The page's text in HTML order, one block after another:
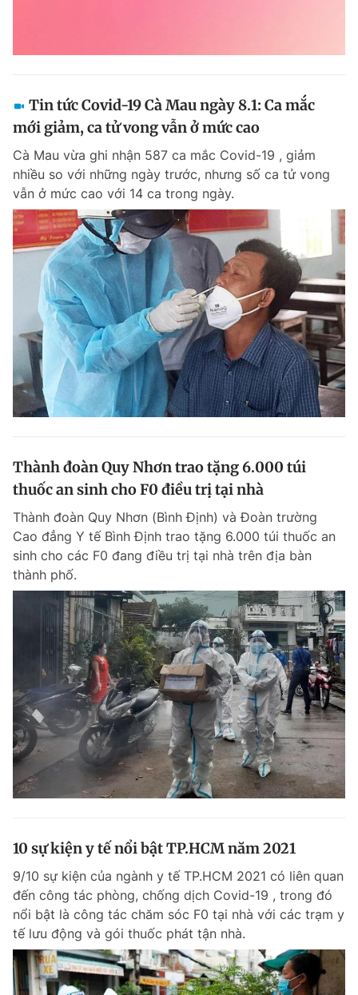
Tin tức Covid-19 Cà Mau ngày 8.1: Ca mắc
mới giảm, ca tử vong vẫn ở mức cao
Cà Mau vừa ghi nhận 587 ca mắc Covid-19 , giảm
nhiều so với những ngày trước, nhưng số ca tử vong
vẫn ở mức cao với 14 ca trong ngày.
Thành đoàn Quy Nhơn trao tặng 6.000 túi
thuốc an sinh cho F0 điều trị tại nhà
Thành đoàn Quy Nhơn (Bình Định) và Đoàn trường
Cao đẳng Y tế Bình Định trao tặng 6.000 túi thuốc an
sinh cho các F0 đang điều trị tại nhà trên địa bàn
thành phố.
10 sự kiện y tế nổi bật TP.HCM năm 2021
9/10 sự kiện của ngành y tế TP.HCM 2021 có liên quan
đến công tác phòng, chống dịch Covid-19 , trong đó
nổi bật là công tác chăm sóc F0 tại nhà với các trạm y
tế lưu động và gói thuốc phát tận nhà.